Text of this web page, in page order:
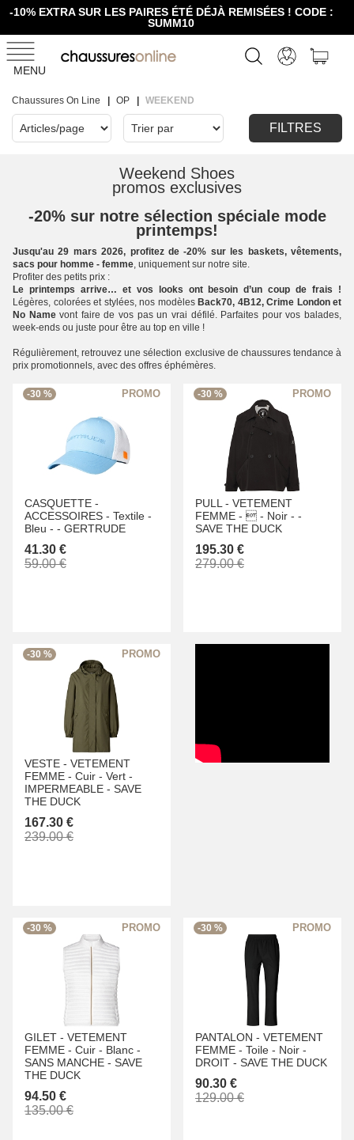
-10% EXTRA SUR LES PAIRES ÉTÉ DÉJÀ REMISÉES ! CODE :
SUMM10
MENU
Chaussures On Line OP WEEKEND
FILTRES
Weekend Shoes
promos exclusives
-20% sur notre sélection spéciale mode
printemps!
Jusqu'au 29 mars 2026, profitez de -20% sur les baskets, vêtements,
sacs pour homme - femme, uniquement sur notre site.
Profiter des petits prix :
Le printemps arrive… et vos looks ont besoin d’un coup de frais !
Légères, colorées et stylées, nos modèlesBack70, 4B12, Crime London et
No Namevont faire de vos pas un vrai défilé. Parfaites pour vos balades,
week-ends ou juste pour être au top en ville !
Régulièrement, retrouvez une sélection exclusive de chaussures tendance à
prix promotionnels, avec des offres éphémères.
-30 %
CASQUETTE -
ACCESSOIRES - Textile -
Bleu - - GERTRUDE
41.30 €
59.00 €
-30 %
PULL - VETEMENT
FEMME -  - Noir - -
SAVE THE DUCK
195.30 €
279.00 €
-30 %
VESTE - VETEMENT
FEMME - Cuir - Vert -
IMPERMEABLE - SAVE
THE DUCK
167.30 €
239.00 €
-30 %
GILET - VETEMENT
FEMME - Cuir - Blanc -
SANS MANCHE - SAVE
THE DUCK
94.50 €
135.00 €
-30 %
PANTALON - VETEMENT
FEMME - Toile - Noir -
DROIT - SAVE THE DUCK
90.30 €
129.00 €